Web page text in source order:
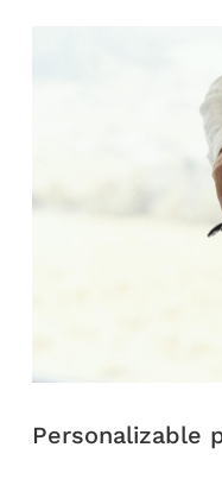
Personalizable